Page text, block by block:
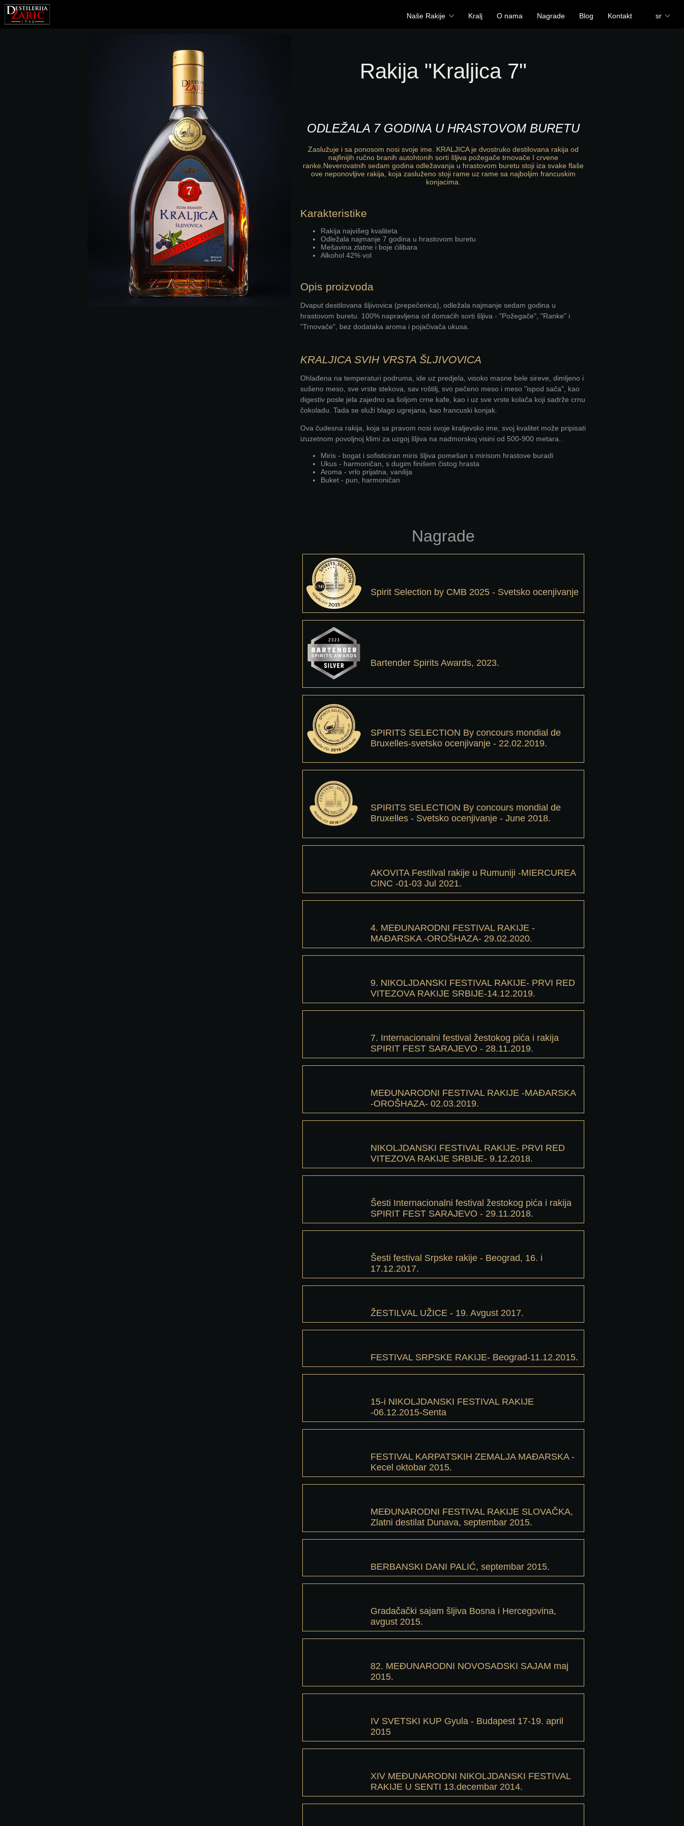
Naše Rakije Kralj O nama Nagrade Blog Kontakt sr
Rakija "Kraljica 7"
ODLEŽALA 7 GODINA U HRASTOVOM BURETU
Zaslužuje i sa ponosom nosi svoje ime. KRALJICA je dvostruko destilovana rakija od
najfinijih ručno branih autohtonih sorti šljiva požegače trnovače I crvene
ranke.Neverovatnih sedam godina odležavanja u hrastovom buretu stoji iza svake flaše
ove neponovljive rakija, koja zasluženo stoji rame uz rame sa najboljim francuskim
konjacima.
Karakteristike
Rakija najvišeg kvaliteta
Odležala najmanje 7 godina u hrastovom buretu
Mešavina zlatne i boje ćilibara
Alkohol 42% vol
Opis proizvoda
Dvaput destilovana šljivovica (prepečenica), odležala najmanje sedam godina u
hrastovom buretu. 100% napravljena od domaćih sorti šljiva - "Požegače", "Ranke" i
"Trnovače", bez dodataka aroma i pojačivača ukusa.
KRALJICA SVIH VRSTA ŠLJIVOVICA
Ohlađena na temperaturi podruma, ide uz predjela, visoko masne bele sireve, dimljeno i
sušeno meso, sve vrste stekova, sav roštilj, svo pečeno meso i meso "ispod sača", kao
digestiv posle jela zajedno sa šoljom crne kafe, kao i uz sve vrste kolača koji sadrže crnu
čokoladu. Tada se služi blago ugrejana, kao francuski konjak.
Ova čudesna rakija, koja sa pravom nosi svoje kraljevsko ime, svoj kvalitet može pripisati
izuzetnom povoljnoj klimi za uzgoj šljiva na nadmorskoj visini od 500-900 metara..
Miris - bogat i sofisticiran miris šljiva pomešan s mirisom hrastove buradi
Ukus - harmoničan, s dugim finišem čistog hrasta
Aroma - vrlo prijatna, vanilija
Buket - pun, harmoničan
Spirit Selection by CMB 2025 - Svetsko ocenjivanje
Bartender Spirits Awards, 2023.
SPIRITS SELECTION By concours mondial de
Bruxelles-svetsko ocenjivanje - 22.02.2019.
SPIRITS SELECTION By concours mondial de
Bruxelles - Svetsko ocenjivanje - June 2018.
AKOVITA Festilval rakije u Rumuniji -MIERCUREA
CINC -01-03 Jul 2021.
4. MEĐUNARODNI FESTIVAL RAKIJE -
MAĐARSKA -OROŠHAZA- 29.02.2020.
9. NIKOLJDANSKI FESTIVAL RAKIJE- PRVI RED
VITEZOVA RAKIJE SRBIJE-14.12.2019.
7. Internacionalni festival žestokog pića i rakija
SPIRIT FEST SARAJEVO - 28.11.2019.
MEĐUNARODNI FESTIVAL RAKIJE -MAĐARSKA
-OROŠHAZA- 02.03.2019.
NIKOLJDANSKI FESTIVAL RAKIJE- PRVI RED
VITEZOVA RAKIJE SRBIJE- 9.12.2018.
Šesti Internacionalni festival žestokog pića i rakija
SPIRIT FEST SARAJEVO - 29.11.2018.
Šesti festival Srpske rakije - Beograd, 16. i
17.12.2017.
ŽESTILVAL UŽICE - 19. Avgust 2017.
FESTIVAL SRPSKE RAKIJE- Beograd-11.12.2015.
15-i NIKOLJDANSKI FESTIVAL RAKIJE
-06.12.2015-Senta
FESTIVAL KARPATSKIH ZEMALJA MAĐARSKA -
Kecel oktobar 2015.
MEĐUNARODNI FESTIVAL RAKIJE SLOVAČKA,
Zlatni destilat Dunava, septembar 2015.
BERBANSKI DANI PALIĆ, septembar 2015.
Gradačački sajam šljiva Bosna i Hercegovina,
avgust 2015.
82. MEĐUNARODNI NOVOSADSKI SAJAM maj
2015.
IV SVETSKI KUP Gyula - Budapest 17-19. april
2015
XIV MEĐUNARODNI NIKOLJDANSKI FESTIVAL
RAKIJE U SENTI 13.decembar 2014.